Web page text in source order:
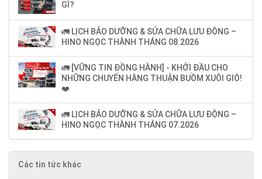
GÌ?
🚛 LỊCH BẢO DƯỠNG & SỬA CHỮA LƯU ĐỘNG –
HINO NGỌC THÀNH THÁNG 08.2026
🚛 [VỮNG TIN ĐỒNG HÀNH] - KHỞI ĐẦU CHO
NHỮNG CHUYẾN HÀNG THUẬN BUỒM XUÔI GIÓ!
❤️
🚛 LỊCH BẢO DƯỠNG & SỬA CHỮA LƯU ĐỘNG –
HINO NGỌC THÀNH THÁNG 07.2026
Các tin tức khác